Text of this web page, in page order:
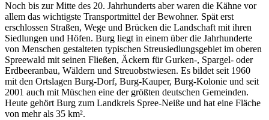
Noch bis zur Mitte des 20. Jahrhunderts aber waren die Kähne vor
allem das wichtigste Transportmittel der Bewohner. Spät erst
erschlossen Straßen, Wege und Brücken die Landschaft mit ihren
Siedlungen und Höfen. Burg liegt in einem über die Jahrhunderte
von Menschen gestalteten typischen Streusiedlungsgebiet im oberen
Spreewald mit seinen Fließen, Äckern für Gurken-, Spargel- oder
Erdbeeranbau, Wäldern und Streuobstwiesen. Es bildet seit 1960
mit den Ortslagen Burg-Dorf, Burg-Kauper, Burg-Kolonie und seit
2001 auch mit Müschen eine der größten deutschen Gemeinden.
Heute gehört Burg zum Landkreis Spree-Neiße und hat eine Fläche
von mehr als 35 km².